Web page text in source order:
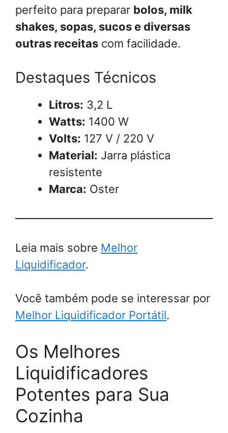
perfeito para preparar bolos, milk
shakes, sopas, sucos e diversas
outras receitas com facilidade.
Destaques Técnicos
Litros: 3,2 L
Watts: 1400 W
Volts: 127 V / 220 V
Material: Jarra plástica
resistente
Marca: Oster
Leia mais sobre Melhor
Liquidificador.
Você também pode se interessar por
Melhor Liquidificador Portátil.
Os Melhores
Liquidificadores
Potentes para Sua
Cozinha